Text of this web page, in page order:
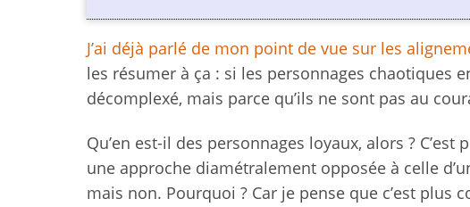
J’ai déjà parlé de mon point de vue sur les
les résumer à ça : si les personnages chaotiques
décomplexé, mais parce qu’ils ne sont pas au
Qu’en est-il des personnages loyaux, alors ?
une approche diamétralement opposée à celle
mais non. Pourquoi ? Car je pense que c’est plus